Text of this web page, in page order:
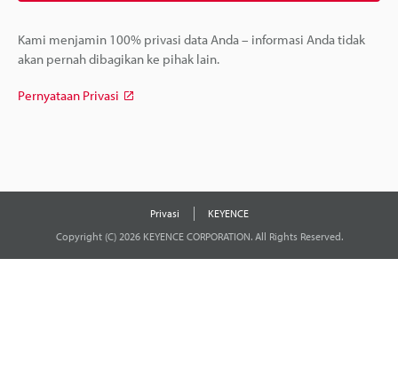
Kami menjamin 100% privasi data Anda – informasi Anda tidak
akan pernah dibagikan ke pihak lain.
Pernyataan Privasi
Privasi
KEYENCE
Copyright (C) 2026 KEYENCE CORPORATION. All Rights Reserved.